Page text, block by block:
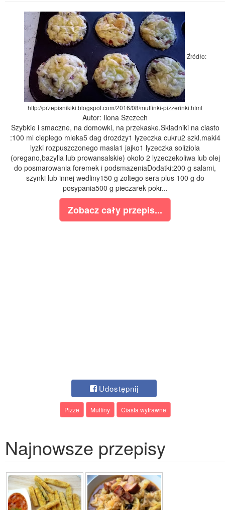
Źródło:
http://przepisnikiki.blogspot.com/2016/08/muffinki-pizzerinki.html
Autor: Ilona Szczech
Szybkie i smaczne, na domowki, na przekaske.Skladniki na ciasto
:100 ml cieplego mleka5 dag drozdzy1 lyzeczka cukru2 szkl.maki4
lyzki rozpuszczonego masla1 jajko1 lyzeczka soliziola
(oregano,bazylia lub prowansalskie) okolo 2 lyzeczekoliwa lub olej
do posmarowania foremek i podsmazeniaDodatki:200 g salami,
szynki lub innej wedliny150 g zoltego sera plus 100 g do
posypania500 g pieczarek pokr...
Zobacz cały przepis...
Udostępnij
Pizze Muffiny Ciasta wytrawne
Najnowsze przepisy